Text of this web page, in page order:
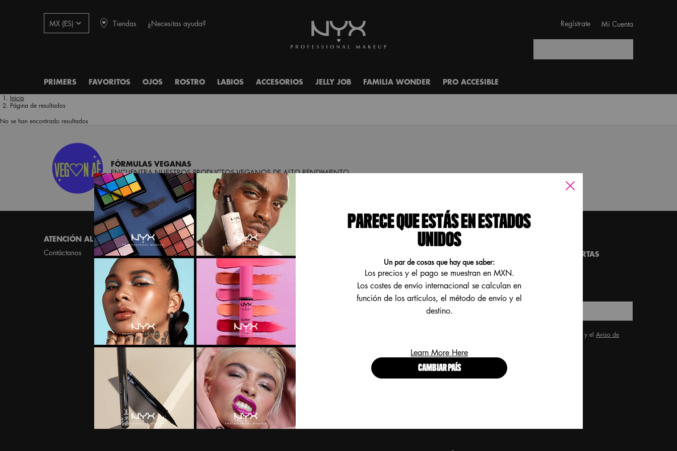
MX (ES) Tiendas ¿Necesitas ayuda? Regístrate Mi Cuenta
PRIMERS FAVORITOS OJOS ROSTRO LABIOS ACCESORIOS JELLY JOB FAMILIA WONDER PRO ACCESIBLE
Main content
Inicio
Página de resultados
No se han encontrado resultados
FÓRMULAS VEGANAS
ENCUENTRA NUESTROS PRODUCTOS VEGANOS DE ALTO RENDIMIENTO.
ATENCIÓN AL CLIENTE
Contáctanos
MÁS INFORMACIÓN
Localizador de tiendas
NYX a la puerta de tu casa
¡REGÍSTRATE Y RECIBE LO ULTIMO EN
LANZAMIENTOS, TENDENCIAS Y OFERTAS
ESPECIALES!
(*)Campos obligatorios
y el Aviso de
ENVIAR
PARECE QUE ESTÁS EN ESTADOS
UNIDOS
Un par de cosas que hay que saber:
Los precios y el pago se muestran en MXN.
Los costes de envío internacional se calculan en
función de los artículos, el método de envío y el
destino.
Learn More Here
CAMBIAR PAÍS